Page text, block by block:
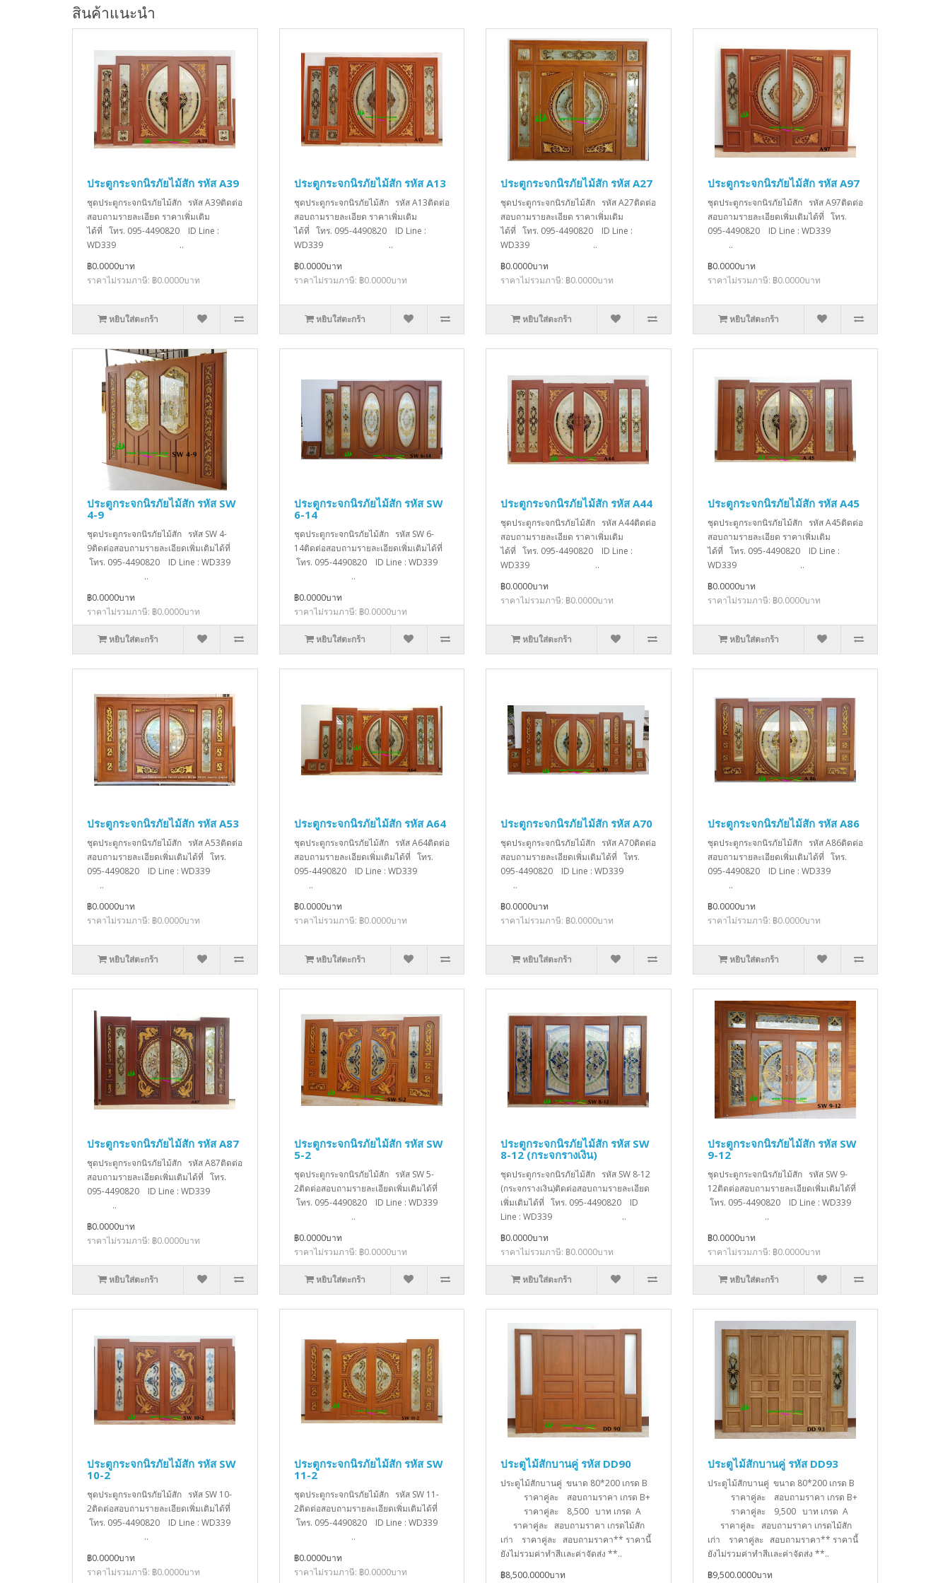
สินค้าแนะนำ
ประตูกระจกนิรภัยไม้สัก รหัส A39
ชุดประตูกระจกนิรภัยไม้สัก รหัส A39ติดต่อ
สอบถามรายละเอียด ราคาเพิ่มเติม
ได้ที่ โทร. 095-4490820 ID Line :
WD339 ..
฿0.0000บาท
ราคาไม่รวมภาษี: ฿0.0000บาท
หยิบใส่ตะกร้า
ประตูกระจกนิรภัยไม้สัก รหัส A13
ชุดประตูกระจกนิรภัยไม้สัก รหัส A13ติดต่อ
สอบถามรายละเอียด ราคาเพิ่มเติม
ได้ที่ โทร. 095-4490820 ID Line :
WD339 ..
฿0.0000บาท
ราคาไม่รวมภาษี: ฿0.0000บาท
หยิบใส่ตะกร้า
ประตูกระจกนิรภัยไม้สัก รหัส A27
ชุดประตูกระจกนิรภัยไม้สัก รหัส A27ติดต่อ
สอบถามรายละเอียด ราคาเพิ่มเติม
ได้ที่ โทร. 095-4490820 ID Line :
WD339 ..
฿0.0000บาท
ราคาไม่รวมภาษี: ฿0.0000บาท
หยิบใส่ตะกร้า
ประตูกระจกนิรภัยไม้สัก รหัส A97
ชุดประตูกระจกนิรภัยไม้สัก รหัส A97ติดต่อ
สอบถามรายละเอียดเพิ่มเติมได้ที่ โทร.
095-4490820 ID Line : WD339
..
฿0.0000บาท
ราคาไม่รวมภาษี: ฿0.0000บาท
หยิบใส่ตะกร้า
ประตูกระจกนิรภัยไม้สัก รหัส SW
4-9
ชุดประตูกระจกนิรภัยไม้สัก รหัส SW 4-
9ติดต่อสอบถามรายละเอียดเพิ่มเติมได้ที่
โทร. 095-4490820 ID Line : WD339
..
฿0.0000บาท
ราคาไม่รวมภาษี: ฿0.0000บาท
หยิบใส่ตะกร้า
ประตูกระจกนิรภัยไม้สัก รหัส SW
6-14
ชุดประตูกระจกนิรภัยไม้สัก รหัส SW 6-
14ติดต่อสอบถามรายละเอียดเพิ่มเติมได้ที่
โทร. 095-4490820 ID Line : WD339
..
฿0.0000บาท
ราคาไม่รวมภาษี: ฿0.0000บาท
หยิบใส่ตะกร้า
ประตูกระจกนิรภัยไม้สัก รหัส A44
ชุดประตูกระจกนิรภัยไม้สัก รหัส A44ติดต่อ
สอบถามรายละเอียด ราคาเพิ่มเติม
ได้ที่ โทร. 095-4490820 ID Line :
WD339 ..
฿0.0000บาท
ราคาไม่รวมภาษี: ฿0.0000บาท
หยิบใส่ตะกร้า
ประตูกระจกนิรภัยไม้สัก รหัส A45
ชุดประตูกระจกนิรภัยไม้สัก รหัส A45ติดต่อ
สอบถามรายละเอียด ราคาเพิ่มเติม
ได้ที่ โทร. 095-4490820 ID Line :
WD339 ..
฿0.0000บาท
ราคาไม่รวมภาษี: ฿0.0000บาท
หยิบใส่ตะกร้า
ประตูกระจกนิรภัยไม้สัก รหัส A53
ชุดประตูกระจกนิรภัยไม้สัก รหัส A53ติดต่อ
สอบถามรายละเอียดเพิ่มเติมได้ที่ โทร.
095-4490820 ID Line : WD339
..
฿0.0000บาท
ราคาไม่รวมภาษี: ฿0.0000บาท
หยิบใส่ตะกร้า
ประตูกระจกนิรภัยไม้สัก รหัส A64
ชุดประตูกระจกนิรภัยไม้สัก รหัส A64ติดต่อ
สอบถามรายละเอียดเพิ่มเติมได้ที่ โทร.
095-4490820 ID Line : WD339
..
฿0.0000บาท
ราคาไม่รวมภาษี: ฿0.0000บาท
หยิบใส่ตะกร้า
ประตูกระจกนิรภัยไม้สัก รหัส A70
ชุดประตูกระจกนิรภัยไม้สัก รหัส A70ติดต่อ
สอบถามรายละเอียดเพิ่มเติมได้ที่ โทร.
095-4490820 ID Line : WD339
..
฿0.0000บาท
ราคาไม่รวมภาษี: ฿0.0000บาท
หยิบใส่ตะกร้า
ประตูกระจกนิรภัยไม้สัก รหัส A86
ชุดประตูกระจกนิรภัยไม้สัก รหัส A86ติดต่อ
สอบถามรายละเอียดเพิ่มเติมได้ที่ โทร.
095-4490820 ID Line : WD339
..
฿0.0000บาท
ราคาไม่รวมภาษี: ฿0.0000บาท
หยิบใส่ตะกร้า
ประตูกระจกนิรภัยไม้สัก รหัส A87
ชุดประตูกระจกนิรภัยไม้สัก รหัส A87ติดต่อ
สอบถามรายละเอียดเพิ่มเติมได้ที่ โทร.
095-4490820 ID Line : WD339
..
฿0.0000บาท
ราคาไม่รวมภาษี: ฿0.0000บาท
หยิบใส่ตะกร้า
ประตูกระจกนิรภัยไม้สัก รหัส SW
5-2
ชุดประตูกระจกนิรภัยไม้สัก รหัส SW 5-
2ติดต่อสอบถามรายละเอียดเพิ่มเติมได้ที่
โทร. 095-4490820 ID Line : WD339
..
฿0.0000บาท
ราคาไม่รวมภาษี: ฿0.0000บาท
หยิบใส่ตะกร้า
ประตูกระจกนิรภัยไม้สัก รหัส SW
8-12 (กระจกรางเงิน)
ชุดประตูกระจกนิรภัยไม้สัก รหัส SW 8-12
(กระจกรางเงิน)ติดต่อสอบถามรายละเอียด
เพิ่มเติมได้ที่ โทร. 095-4490820 ID
Line : WD339 ..
฿0.0000บาท
ราคาไม่รวมภาษี: ฿0.0000บาท
หยิบใส่ตะกร้า
ประตูกระจกนิรภัยไม้สัก รหัส SW
9-12
ชุดประตูกระจกนิรภัยไม้สัก รหัส SW 9-
12ติดต่อสอบถามรายละเอียดเพิ่มเติมได้ที่
โทร. 095-4490820 ID Line : WD339
..
฿0.0000บาท
ราคาไม่รวมภาษี: ฿0.0000บาท
หยิบใส่ตะกร้า
ประตูกระจกนิรภัยไม้สัก รหัส SW
10-2
ชุดประตูกระจกนิรภัยไม้สัก รหัส SW 10-
2ติดต่อสอบถามรายละเอียดเพิ่มเติมได้ที่
โทร. 095-4490820 ID Line : WD339
..
฿0.0000บาท
ราคาไม่รวมภาษี: ฿0.0000บาท
ประตูกระจกนิรภัยไม้สัก รหัส SW
11-2
ชุดประตูกระจกนิรภัยไม้สัก รหัส SW 11-
2ติดต่อสอบถามรายละเอียดเพิ่มเติมได้ที่
โทร. 095-4490820 ID Line : WD339
..
฿0.0000บาท
ราคาไม่รวมภาษี: ฿0.0000บาท
ประตูไม้สักบานคู่ รหัส DD90
ประตูไม้สักบานคู่ ขนาด 80*200 เกรด B
ราคาคู่ละ สอบถามราคา เกรด B+
ราคาคู่ละ 8,500 บาท เกรด A
ราคาคู่ละ สอบถามราคา เกรดไม้สัก
เก่า ราคาคู่ละ สอบถามราคา** ราคานี้
ยังไม่รวมค่าทำสีเเละค่าจัดส่ง **..
฿8,500.0000บาท
ประตูไม้สักบานคู่ รหัส DD93
ประตูไม้สักบานคู่ ขนาด 80*200 เกรด B
ราคาคู่ละ สอบถามราคา เกรด B+
ราคาคู่ละ 9,500 บาท เกรด A
ราคาคู่ละ สอบถามราคา เกรดไม้สัก
เก่า ราคาคู่ละ สอบถามราคา** ราคานี้
ยังไม่รวมค่าทำสีเเละค่าจัดส่ง **..
฿9,500.0000บาท